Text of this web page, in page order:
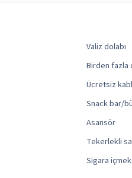
Valiz dolabı
Birden fazla
Ücretsiz
Snack bar/
Asansör
Tekerlekli
Sigara